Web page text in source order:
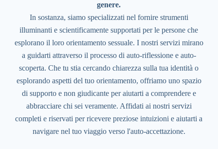
genere.
In sostanza, siamo specializzati nel fornire strumenti
illuminanti e scientificamente supportati per le persone che
esplorano il loro orientamento sessuale. I nostri servizi mirano
a guidarti attraverso il processo di auto-riflessione e auto-
scoperta. Che tu stia cercando chiarezza sulla tua identità o
esplorando aspetti del tuo orientamento, offriamo uno spazio
di supporto e non giudicante per aiutarti a comprendere e
abbracciare chi sei veramente. Affidati ai nostri servizi
completi e riservati per ricevere preziose intuizioni e aiutarti a
navigare nel tuo viaggio verso l'auto-accettazione.